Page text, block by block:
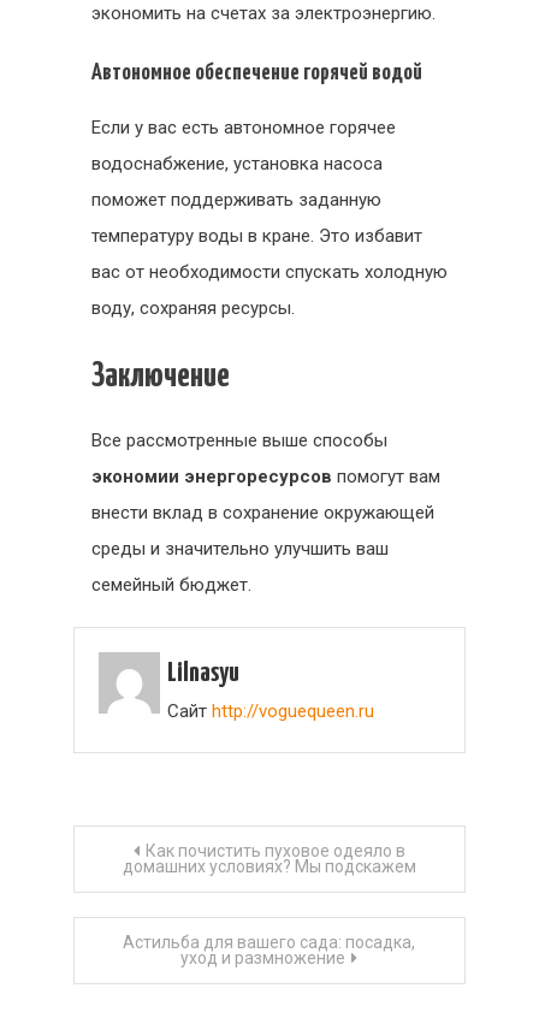
экономить на счетах за электроэнергию.
Автономное обеспечение горячей водой
Если у вас есть автономное горячее
водоснабжение, установка насоса
поможет поддерживать заданную
температуру воды в кране. Это избавит
вас от необходимости спускать холодную
воду, сохраняя ресурсы.
Заключение
Все рассмотренные выше способы
экономии энергоресурсов помогут вам
внести вклад в сохранение окружающей
среды и значительно улучшить ваш
семейный бюджет.
Lilnasyu
Сайт http://voguequeen.ru
Навигация
записям
Как почистить пуховое одеяло в
домашних условиях? Мы подскажем
Астильба для вашего сада: посадка,
уход и размножение